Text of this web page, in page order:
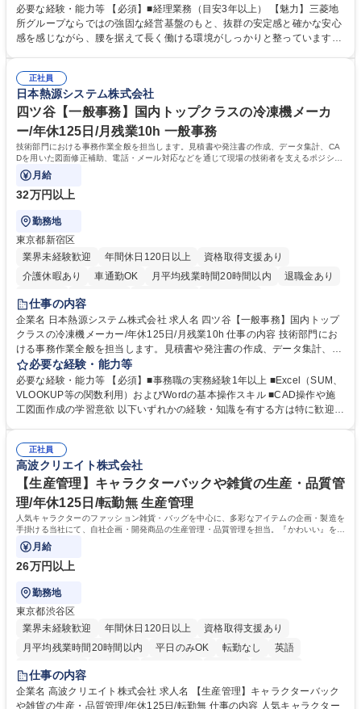
をお任せします。 ■出納業務（日々の入出金、経費精算業務） ■管理会
計・税務（月次実績資料作成、四半期決算、税務全般など） 募集職種
【経理】三菱地所グループ/休日122日/フレックス/働きやすい環境
必要な経験・能力等 【必須】■経理業務（目安3年以上） 【魅力】三菱地
所グループならではの強固な経営基盤のもと、抜群の安定感と確かな安心
感を感じながら、腰を据えて長く働ける環境がしっかりと整っています。
暇の取得はもちろん、日々のプライベートの時間も十分に確保できるよ
う、職場環境が整備されています。 「これまでの経理経験を活かしつつ、
仕事も私生活も両立させたい」という方におすすめです。 学歴・資格 学
歴：大学院 大学 高専 短大 専修学校 高校 語学力： 資格：日商簿記検定3
級
正社員
日本熱源システム株式会社
四ツ谷【一般事務】国内トップクラスの冷凍機メーカ
ー/年休125日/月残業10h 一般事務
技術部門における事務作業全般を担当します。見積書や発注書の作成、データ集計、CA
Dを用いた図面修正補助、電話・メール対応などを通じて現場の技術者を支えるポジショ
ンです。
月給
32万円以上
勤務地
東京都新宿区
業界未経験歓迎
年間休日120日以上
資格取得支援あり
介護休暇あり
車通勤OK 月平均残業時間20時間以内
退職金あり
賞与あり
交通費支給
仕事の内容
企業名 日本熱源システム株式会社 求人名 四ツ谷【一般事務】国内トップ
クラスの冷凍機メーカー/年休125日/月残業10h 仕事の内容 技術部門にお
ける事務作業全般を担当します。見積書や発注書の作成、データ集計、C
ADを用いた図面修正補助、電話・メール対応などを通じて現場の技術者
を支えるポジションです。 【仕事内容】■資料の整理、作成、ファイリン
グ、受発注等のデータ入力 ■工事見積書や発注書など案件に関する書面の
作成および管理■Excel関数を用いたデータ集計および管理■CAD操作によ
中で少しずつ身につけられますので、専門知識を持たない方でも安心して
ご応募いただけます。 募集職種 四ツ谷【一般事務】国内トップクラスの
冷凍機メーカー/年休125日/月残業10h
必要な経験・能力等
必要な経験・能力等 【必須】■事務職の実務経験1年以上 ■Excel（SUM、
VLOOKUP等の関数利用）およびWordの基本操作スキル ■CAD操作や施
工図面作成の学習意欲 以下いずれかの経験・知識を有する方は特に歓迎し
を使用しますが既存フォーマットへの入力・修正が中心です。一から関数
を組むことはありませんのでご安心ください。 学歴・資格 学歴：大学院
大学 高専 短大 専修学校 高校 語学力： 資格：第一種運転免許普通自動車
正社員
高波クリエイト株式会社
【生産管理】キャラクターバックや雑貨の生産・品質管
理/年休125日/転勤無 生産管理
人気キャラクターのファッション雑貨・バッグを中心に、多彩なアイテムの企画・製造を
手掛ける当社にて、自社企画・開発商品の生産管理・品質管理を担当。『かわいい』を届
けるやりがいのあるポジションです。
月給
26万円以上
勤務地
東京都渋谷区
業界未経験歓迎
年間休日120日以上
資格取得支援あり
月平均残業時間20時間以内
平日のみOK 転勤なし
英語
住宅手当あり
完全週休2日制
交通費支給 駅近5分以内 中国語 土日祝休み
仕事の内容
企業名 高波クリエイト株式会社 求人名 【生産管理】キャラクターバック
や雑貨の生産・品質管理/年休125日/転勤無 仕事の内容 人気キャラクター